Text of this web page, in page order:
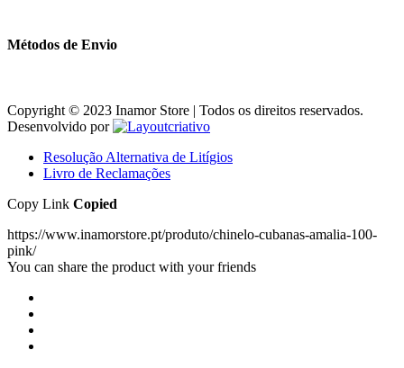
Métodos de Envio
Copyright © 2023 Inamor Store | Todos os direitos reservados.
Desenvolvido por
Resolução Alternativa de Litígios
Livro de Reclamações
Copy Link Copied
https://www.inamorstore.pt/produto/chinelo-cubanas-amalia-100-
pink/
You can share the product with your friends